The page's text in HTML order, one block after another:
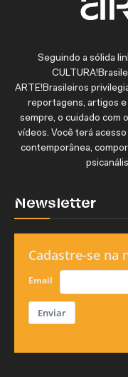
Seguindo a sólida
ARTE!Brasileiros
reportagens, artigos e
sempre, o cuidado com
vídeos. Você terá
contemporânea,
Newsletter
Cadastre-se na
Email
Enviar